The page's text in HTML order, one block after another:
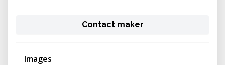
Contact maker
Images